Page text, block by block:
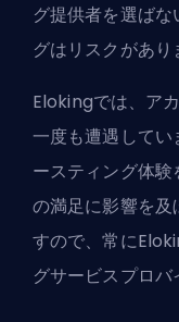
グ提供者を選ば
グはリスクがあり
Elokingでは、ア
一度も遭遇して
ースティング体
の満足に影響を及
すので、常に
グサービスプロバ